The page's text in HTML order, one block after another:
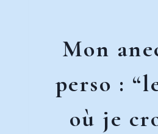
Mon
perso :
où je